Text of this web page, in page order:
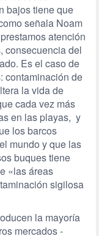
bajos tiene que
señala Noam
atención
consecuencia del
Es el caso de
contaminación de
la vida de
cada vez más
en las playas, y
los barcos
mundo y que las
buques tiene
«las áreas
sigilosa
la mayoría
mercados -